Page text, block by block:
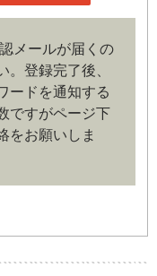
点で、本会員規約の
それがある場合に
することができま
管理）
理は会員の自己責
、ユーザー名および
、貸与、譲渡、名
が負うものとし、当
メールが届くの
。登録完了後、
ードを通知する
ですがページ下
をお願いしま